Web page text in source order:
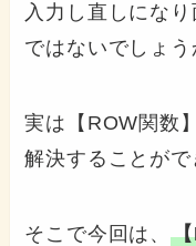
入力し直しにな
ではないでしょう
実は【ROW関数
解決することがで
そこで今回は、